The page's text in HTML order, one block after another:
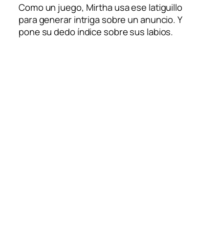
Como un juego, Mirtha usa ese latiguillo
para generar intriga sobre un anuncio. Y
pone su dedo índice sobre sus labios.